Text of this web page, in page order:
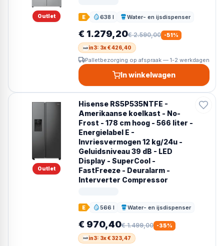
Outlet E 638 l
Inhoud Water- en ijsdispenser
Dispenser
€ 1.279,20€ 2.590,00 -51%
in3: 3x € 426,40
Palletbezorging op afspraak — 1-2 werkdagen
In winkelwagen
Outlet
Hisense RS5P535NTFE -
Amerikaanse koelkast - No-
Frost - 178 cm hoog - 566 liter -
Energielabel E -
Invriesvermogen 12 kg/24u -
Geluidsniveau 39 dB - LED
Display - SuperCool -
FastFreeze - Deuralarm -
Interverter Compressor
E 566 l
Inhoud Water- en ijsdispenser
Dispenser
€ 970,40€ 1.499,00 -35%
in3: 3x € 323,47